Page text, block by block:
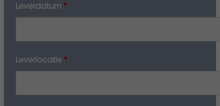
Leverdatum*
Leverlocatie*